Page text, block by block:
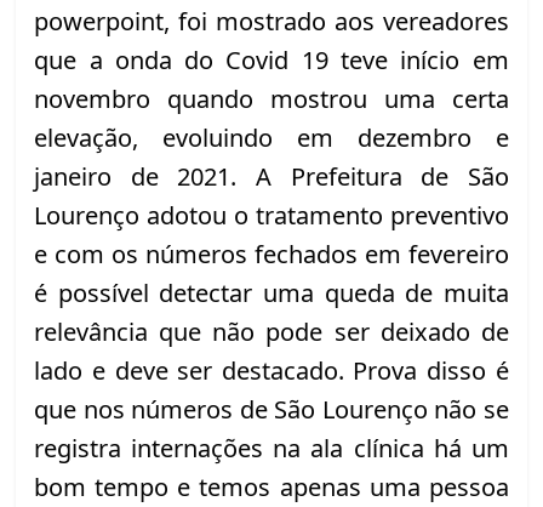
powerpoint, foi mostrado aos vereadores
que a onda do Covid 19 teve início em
novembro quando mostrou uma certa
elevação, evoluindo em dezembro e
janeiro de 2021. A Prefeitura de São
Lourenço adotou o tratamento preventivo
e com os números fechados em fevereiro
é possível detectar uma queda de muita
relevância que não pode ser deixado de
lado e deve ser destacado. Prova disso é
que nos números de São Lourenço não se
registra internações na ala clínica há um
bom tempo e temos apenas uma pessoa